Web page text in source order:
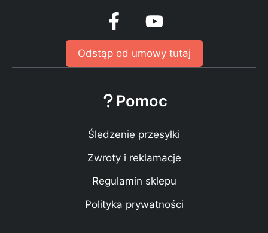
Odstąp od umowy tutaj
Pomoc
Śledzenie przesyłki
Zwroty i reklamacje
Regulamin sklepu
Polityka prywatności